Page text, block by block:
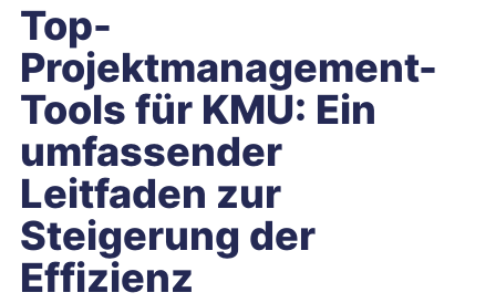
Top-
Projektmanagement-
Tools für KMU: Ein
umfassender
Leitfaden zur
Steigerung der
Effizienz